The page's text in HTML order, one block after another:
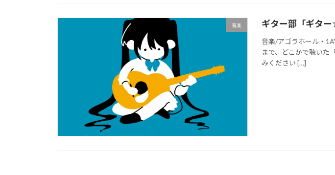
音楽 ギター部「ギター
音楽/アゴラホール・
まで、どこかで聴いた
みください […]